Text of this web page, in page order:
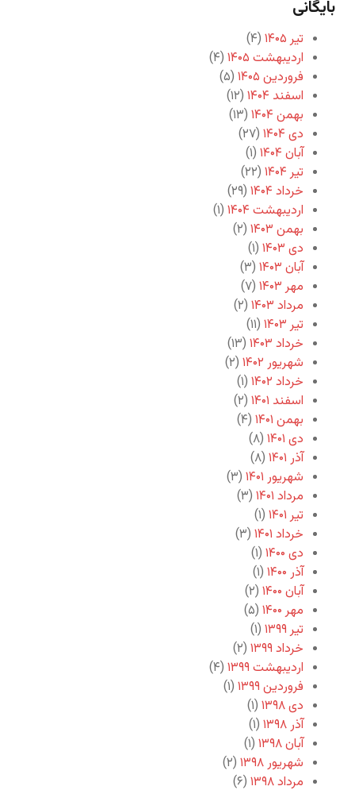
بایگانی
تیر ۱۴۰۵
(۴)
اردیبهشت ۱۴۰۵
(۴)
فروردین ۱۴۰۵
(۵)
اسفند ۱۴۰۴
(۱۲)
بهمن ۱۴۰۴
(۱۳)
دی ۱۴۰۴
(۲۷)
آبان ۱۴۰۴
(۱)
تیر ۱۴۰۴
(۲۲)
خرداد ۱۴۰۴
(۲۹)
اردیبهشت ۱۴۰۴
(۱)
بهمن ۱۴۰۳
(۲)
دی ۱۴۰۳
(۱)
آبان ۱۴۰۳
(۳)
مهر ۱۴۰۳
(۷)
مرداد ۱۴۰۳
(۲)
تیر ۱۴۰۳
(۱۱)
خرداد ۱۴۰۳
(۱۳)
شهریور ۱۴۰۲
(۲)
خرداد ۱۴۰۲
(۱)
اسفند ۱۴۰۱
(۲)
بهمن ۱۴۰۱
(۴)
دی ۱۴۰۱
(۸)
آذر ۱۴۰۱
(۸)
شهریور ۱۴۰۱
(۳)
مرداد ۱۴۰۱
(۳)
تیر ۱۴۰۱
(۱)
خرداد ۱۴۰۱
(۳)
دی ۱۴۰۰
(۱)
آذر ۱۴۰۰
(۱)
آبان ۱۴۰۰
(۲)
مهر ۱۴۰۰
(۵)
تیر ۱۳۹۹
(۱)
خرداد ۱۳۹۹
(۲)
اردیبهشت ۱۳۹۹
(۴)
فروردین ۱۳۹۹
(۱)
دی ۱۳۹۸
(۱)
آذر ۱۳۹۸
(۱)
آبان ۱۳۹۸
(۱)
شهریور ۱۳۹۸
(۲)
مرداد ۱۳۹۸
(۶)